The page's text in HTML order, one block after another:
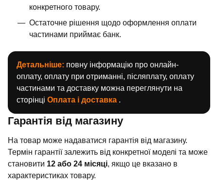
конкретного товару.
Остаточне рішення щодо оформлення оплати
частинами приймає банк.
Детальніше: повну інформацію про онлайн-
оплату, оплату при отриманні, післяплату, оплату
частинами та доставку можна переглянути на
сторінці Оплата і доставка .
Гарантія від магазину
На товар може надаватися гарантія від магазину.
Термін гарантії залежить від конкретної моделі та може
становити 12 або 24 місяці, якщо це вказано в
характеристиках товару.